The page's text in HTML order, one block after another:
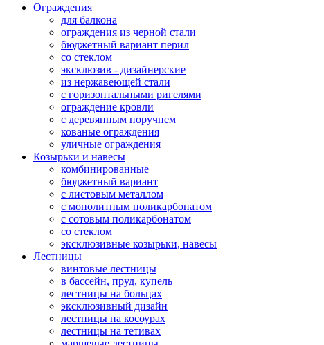
Ограждения
для балкона
ограждения из черной стали
бюджетный вариант перил
со стеклом
эксклюзив - дизайнерские
из нержавеющей стали
с горизонтальными ригелями
ограждение кровли
с деревянным поручнем
кованые ограждения
уличные ограждения
Козырьки и навесы
комбинированные
бюджетный вариант
с листовым металлом
с монолитным поликарбонатом
с сотовым поликарбонатом
со стеклом
эксклюзивные козырьки, навесы
Лестницы
винтовые лестницы
в бассейн, пруд, купель
лестницы на больцах
эксклюзивный дизайн
лестницы на косоурах
лестницы на тетивах